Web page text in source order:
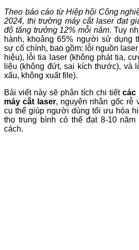
Theo báo cáo từ Hiệp hội Công
2024, thị trường máy cắt laser đạt
độ tăng trưởng 12% mỗi năm. Tuy
hành, khoảng 65% người sử dụng
sự cố chính, bao gồm: lỗi nguồn
hiệu), lỗi tia laser (không phát tia,
liệu (không đứt, sai kích thước), và
xấu, không xuất file).
Bài viết này sẽ phân tích chi tiết các
máy cắt laser, nguyên nhân gốc rễ
cụ thể giúp người dùng tối ưu hóa
thọ trung bình có thể đạt 8-10
cách.